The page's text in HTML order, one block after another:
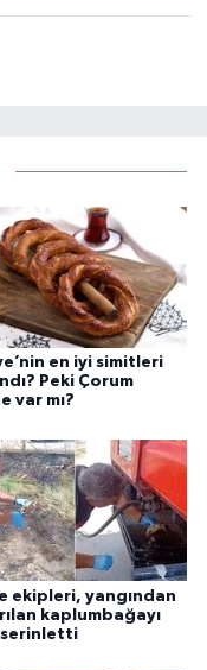
en iyi simitleri
Peki Çorum
var mı?
ekipleri, yangından
kaplumbağayı
serinletti